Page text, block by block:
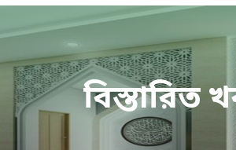
বিস্তারিত